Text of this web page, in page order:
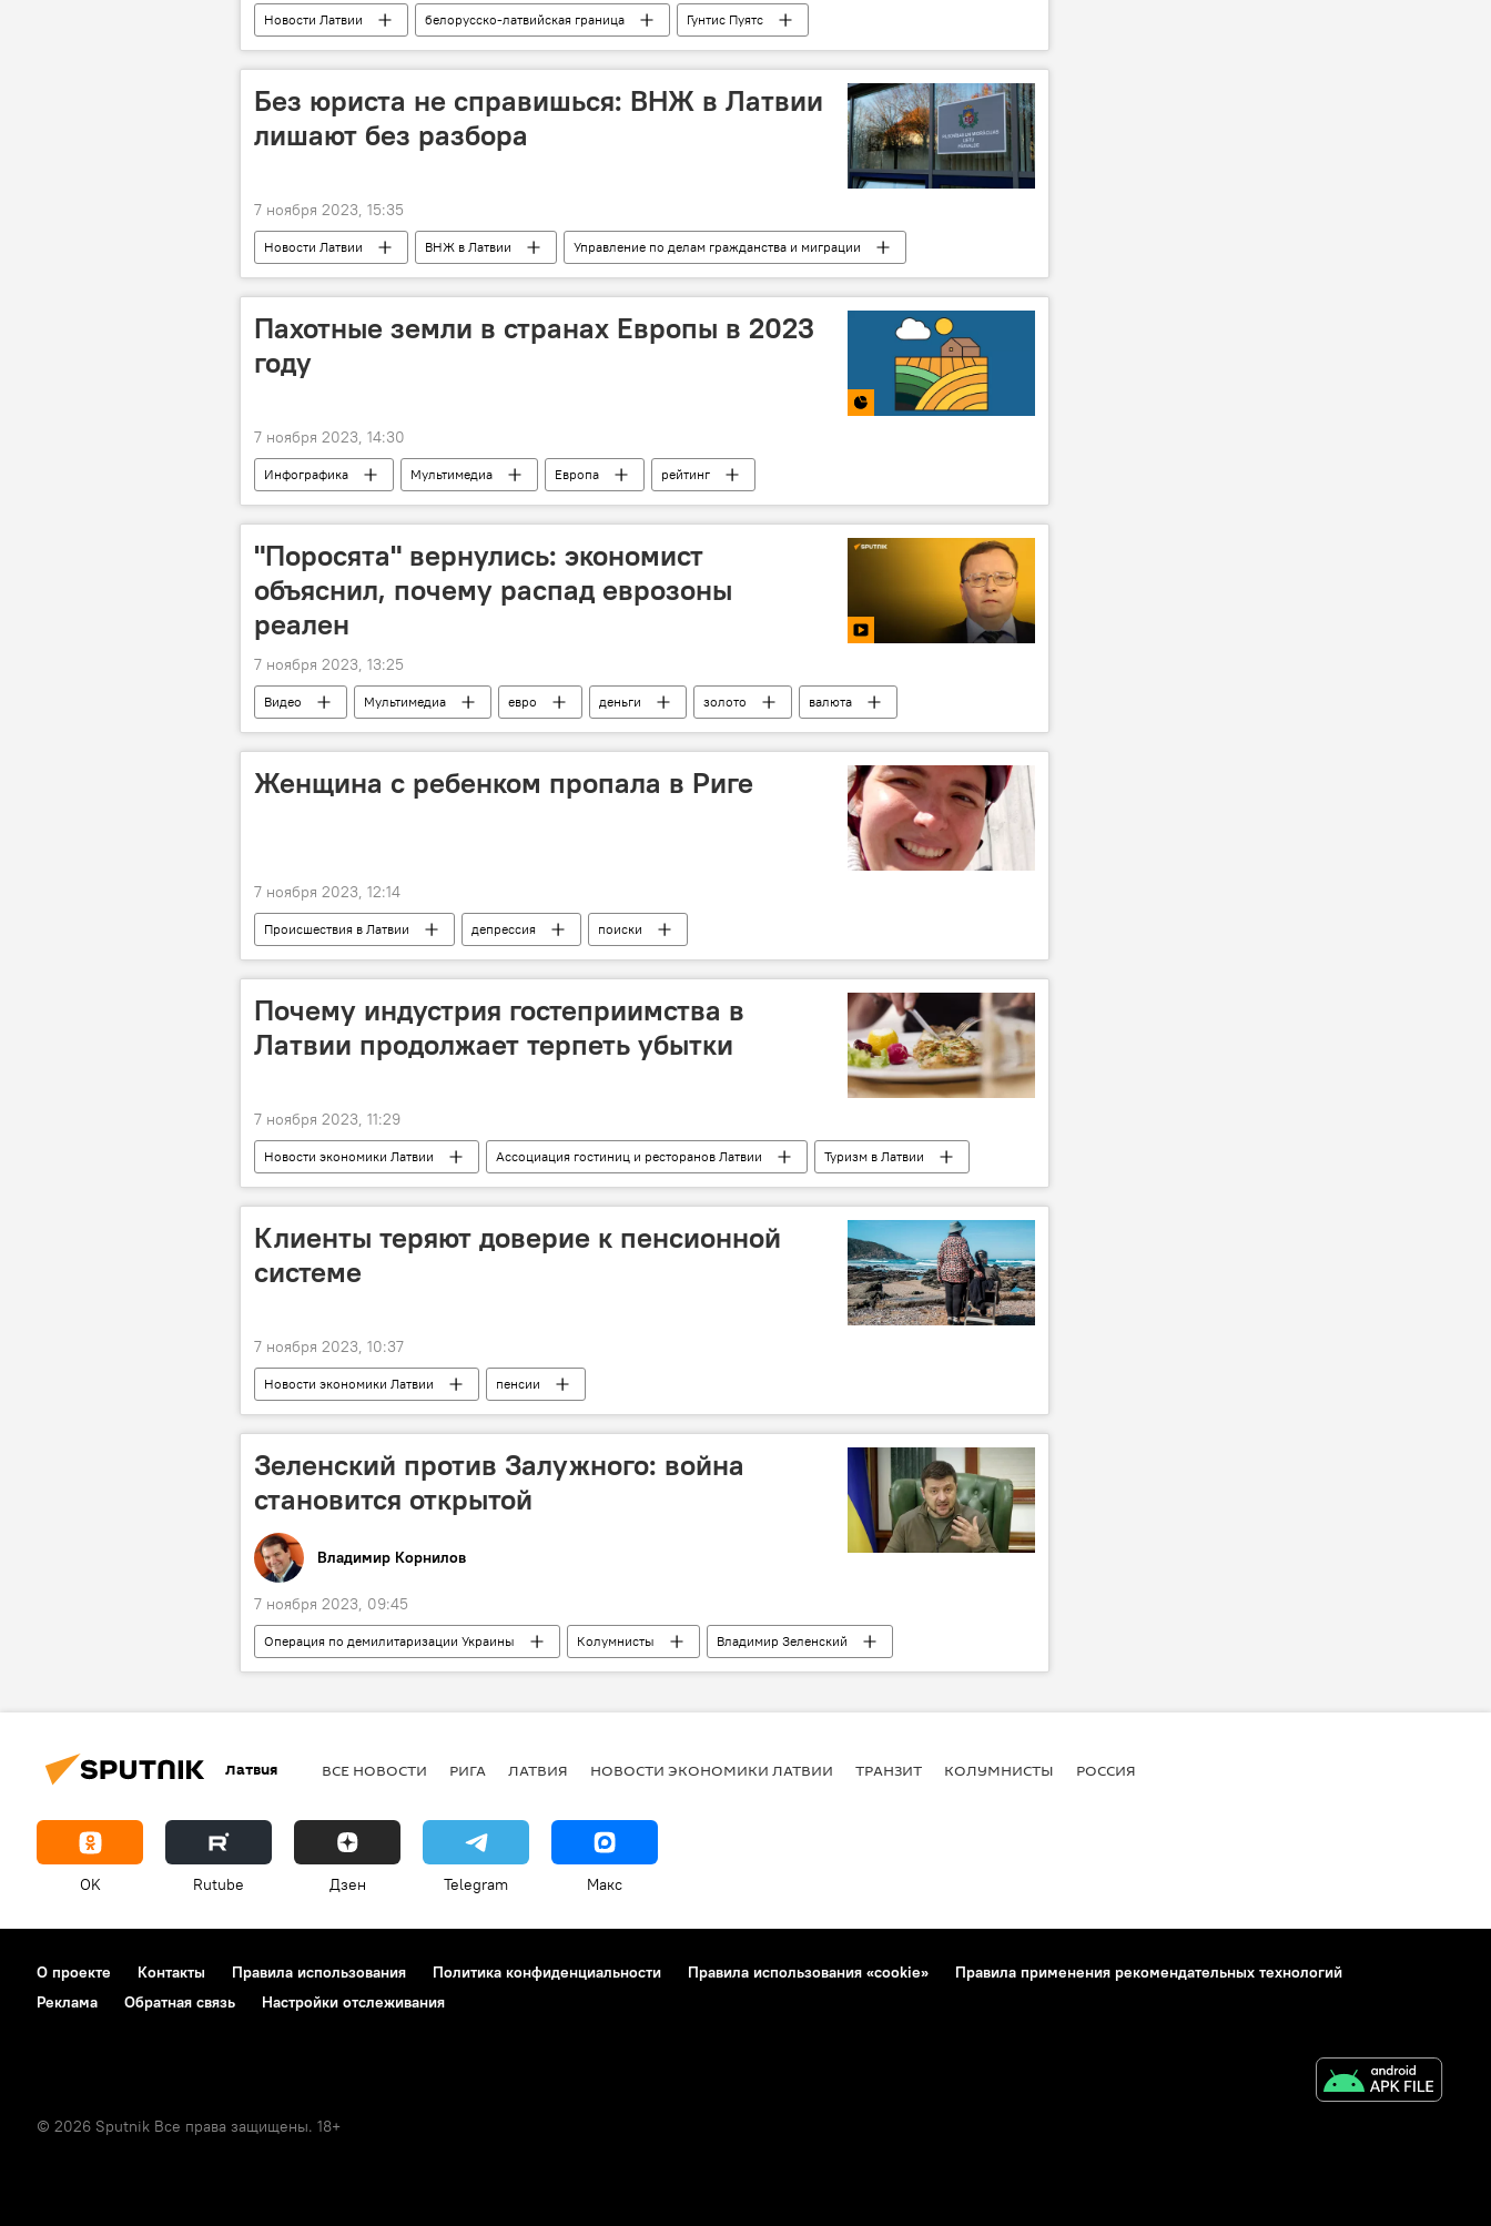
Новости Латвии белорусско-латвийская граница
Гунтис Пуятс
Государственная пограничная охрана
Без юриста не справишься: ВНЖ в Латвии
лишают без разбора
7 ноября 2023, 15:35
Новости Латвии ВНЖ в Латвии Управление по делам гражданства и миграции
Пахотные земли в странах Европы в 2023
году
7 ноября 2023, 14:30
Инфографика Мультимедиа Европа рейтинг
"Поросята" вернулись: экономист
объяснил, почему распад еврозоны
реален
7 ноября 2023, 13:25
Видео Мультимедиа евро деньги золото
валюта
Александр Разуваев
Женщина с ребенком пропала в Риге
7 ноября 2023, 12:14
Происшествия в Латвии депрессия поиски
Почему индустрия гостеприимства в
Латвии продолжает терпеть убытки
7 ноября 2023, 11:29
Новости экономики Латвии Ассоциация гостиниц и ресторанов Латвии Туризм в Латвии
Клиенты теряют доверие к пенсионной
системе
7 ноября 2023, 10:37
Новости экономики Латвии пенсии
Зеленский против Залужного: война
становится открытой
Владимир Корнилов
7 ноября 2023, 09:45
Операция по демилитаризации Украины Колумнисты
Владимир Зеленский
Украина
Латвия ВСЕ НОВОСТИ РИГА ЛАТВИЯ НОВОСТИ ЭКОНОМИКИ ЛАТВИИ ТРАНЗИТ КОЛУМНИСТЫ РОССИЯ
OK Rutube Дзен Telegram Макс
О проекте Контакты Правила использования Политика конфиденциальности Правила использования «cookie»
Правила применения рекомендательных технологий
Реклама
Обратная связь Настройки отслеживания
© 2026 Sputnik Все права защищены. 18+